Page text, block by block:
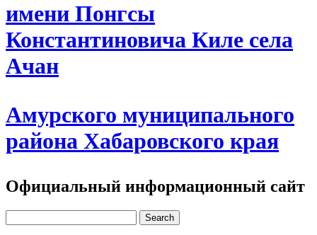
имени Понгсы
Константиновича Киле села
Ачан
Амурского муниципального
района Хабаровского края
Официальный информационный сайт